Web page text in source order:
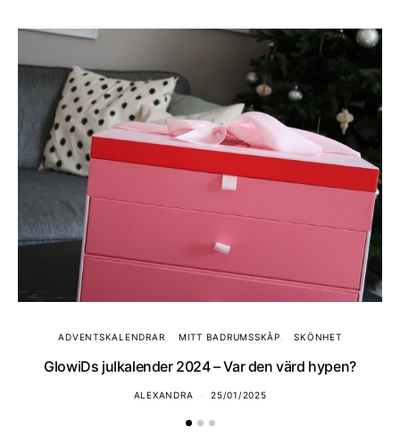
ADVENTSKALENDRAR MITT BADRUMSSKÅP SKÖNHET
GlowiDs julkalender 2024 – Var den värd hypen?
ALEXANDRA 25/01/2025